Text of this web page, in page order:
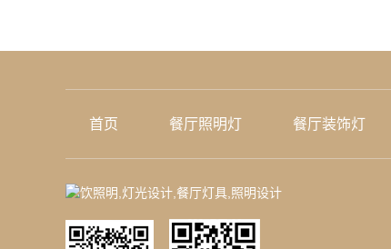
首页 餐厅照明灯 餐厅装饰灯